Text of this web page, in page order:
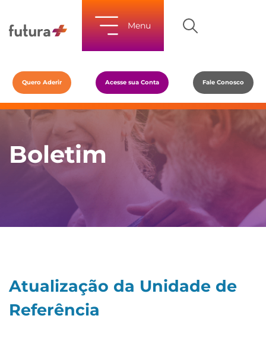
Menu
Quero Aderir Acesse sua Conta Fale Conosco
Boletim
Atualização da Unidade de
Referência